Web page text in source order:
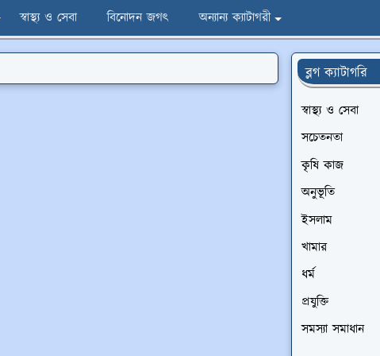
স্বাস্থ্য ও সেবা বিনোদন জগৎ অন্যান্য ক্যাটাগরী
ব্লগ ক্যাটাগরি
স্বাস্থ্য ও সেবা
সচেতনতা
কৃষি কাজ
অনুভূতি
ইসলাম
খামার
ধর্ম
প্রযুক্তি
সমস্যা সমাধান